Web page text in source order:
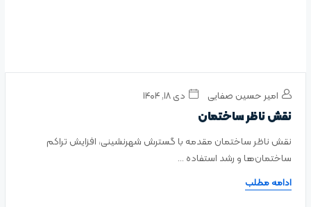
امیر حسین صفایی دی ۱۸, ۱۴۰۴
نقش ناظر ساختمان
نقش ناظر ساختمان مقدمه با گسترش شهرنشینی، افزایش تراکم
ساختمان‌ها و رشد استفاده ...
ادامه مطلب